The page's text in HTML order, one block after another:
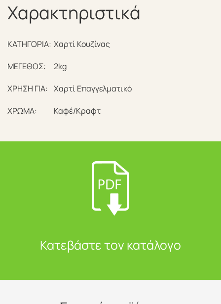
Χαρακτηριστικά
ΚΑΤΗΓΟΡΙΑ: Χαρτί Κουζίνας
ΜΕΓΕΘΟΣ: 2kg
ΧΡΗΣΗ ΓΙΑ: Χαρτί Επαγγελματικό
ΧΡΩΜΑ: Καφέ/Κραφτ
Κατεβάστε τον κατάλογο